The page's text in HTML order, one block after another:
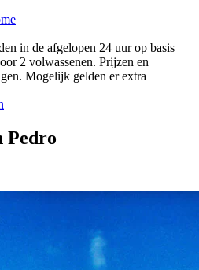
in de afgelopen 24 uur op basis
2 volwassenen. Prijzen en
Mogelijk gelden er extra
Pedro